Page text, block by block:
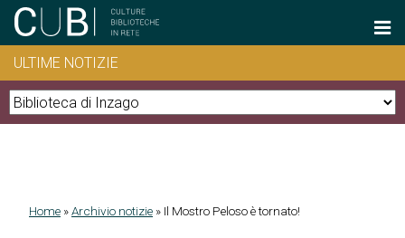
Salta al contenuto principale
ULTIME NOTIZIE
Home »Archivio notizie » Il Mostro Peloso è tornato!